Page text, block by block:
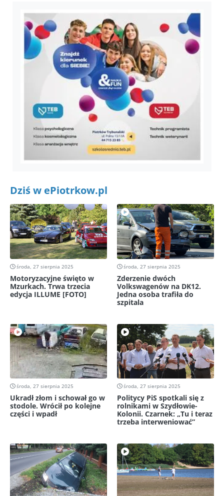
Dziś w ePiotrkow.pl
środa, 27 sierpnia 2025
Motoryzacyjne święto w
Mzurkach. Trwa trzecia
edycja ILLUME [FOTO]
środa, 27 sierpnia 2025
Zderzenie dwóch
Volkswagenów na DK12.
Jedna osoba trafiła do
szpitala
środa, 27 sierpnia 2025
Ukradł złom i schował go w
stodole. Wrócił po kolejne
części i wpadł
środa, 27 sierpnia 2025
Politycy PiS spotkali się z
rolnikami w Szydłowie-
Kolonii. Czarnek: „Tu i teraz
trzeba interweniować”